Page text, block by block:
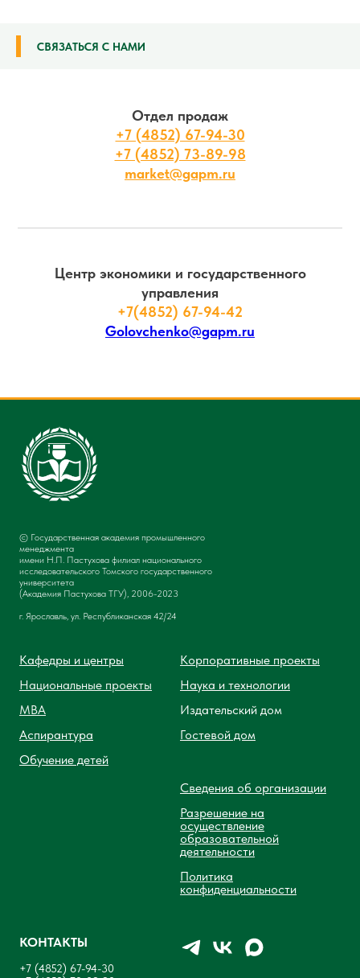
СВЯЗАТЬСЯ С НАМИ
Отдел продаж
+7 (4852) 67-94-30
+7 (4852) 73-89-98
market@gapm.ru
Центр экономики и государственного
управления
+7(4852) 67-94-42
Golovchenko@gapm.ru
© Государственная академия промышленного
менеджмента
имени Н.П. Пастухова филиал национального
исследовательского Томского государственного
университета
(Академия Пастухова ТГУ), 2006-2023
г. Ярославль, ул. Республиканская 42/24
Кафедры и центры
Национальные проекты
MBA
Аспирантура
Обучение детей
Корпоративные проекты
Наука и технологии
Издательский дом
Гостевой дом
Сведения об организации
Разрешение на
осуществление
образовательной
деятельности
Политика
конфиденциальности
КОНТАКТЫ
+7 (4852) 67-94-30